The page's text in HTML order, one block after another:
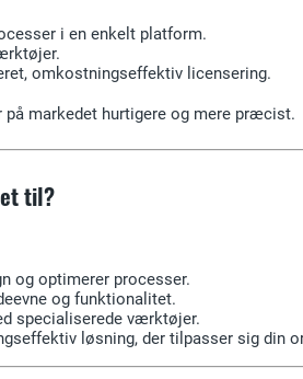
i en enkelt platform.
omkostningseffektiv licensering.
markedet hurtigere og mere præcist.
til?
og optimerer processer.
og funktionalitet.
specialiserede værktøjer.
løsning, der tilpasser sig din